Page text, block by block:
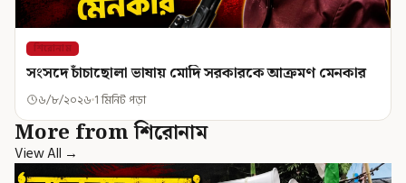
শিরোনাম
সংসদে চাঁচাছোলা ভাষায় মোদি সরকারকে আক্রমণ মেনকার
৬/৮/২০২৬ 1 মিনিট পড়া
More from শিরোনাম
View All →